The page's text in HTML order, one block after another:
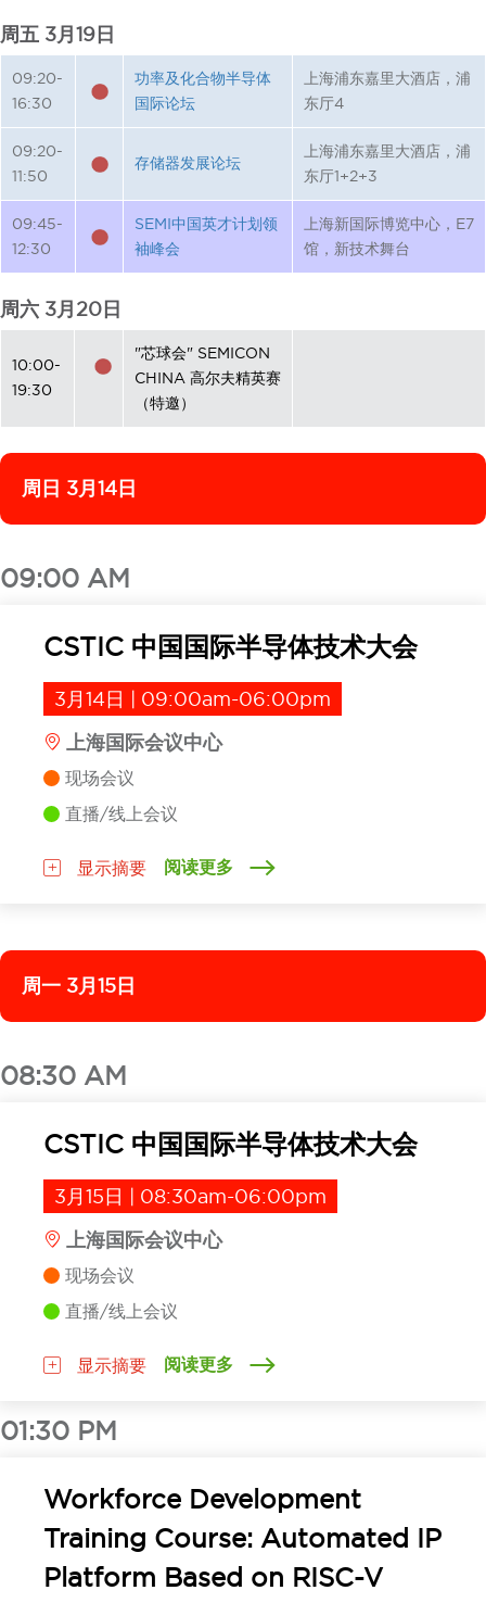
周五 3月19日
09:20-
16:30
功率及化合物半导体
国际论坛
上海浦东嘉里大酒店，浦
东厅4
09:20-
11:50
存储器发展论坛
上海浦东嘉里大酒店，浦
东厅1+2+3
09:45-
12:30
SEMI中国英才计划领
袖峰会
上海新国际博览中心，E7
馆，新技术舞台
周六 3月20日
10:00-
19:30
"芯球会" SEMICON
CHINA 高尔夫精英赛
（特邀）
周日 3月14日
09:00 AM
CSTIC 中国国际半导体技术大会
3月14日 | 09:00am-06:00pm
上海国际会议中心
现场会议
直播/线上会议
显示摘要 阅读更多
周一 3月15日
08:30 AM
CSTIC 中国国际半导体技术大会
3月15日 | 08:30am-06:00pm
上海国际会议中心
现场会议
直播/线上会议
显示摘要 阅读更多
01:30 PM
Workforce Development
Training Course: Automated IP
Platform Based on RISC-V